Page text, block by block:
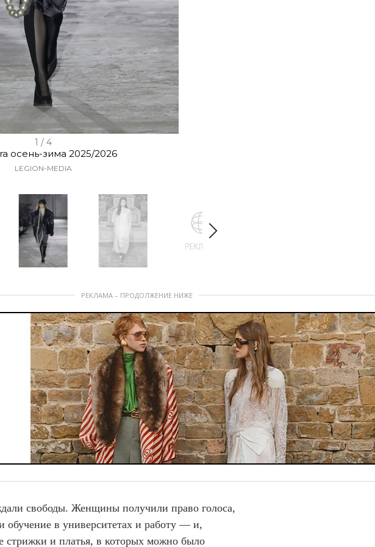
1 / 4
осень-зима 2025/2026
LEGION-MEDIA
РЕКЛАМА – ПРОДОЛЖЕНИЕ НИЖЕ
свободы. Женщины получили право голоса,
обучение в университетах и работу — и,
стрижки и платья, в которых можно было